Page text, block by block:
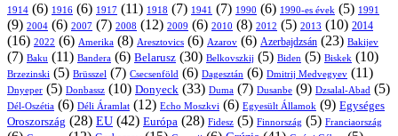
1914 (6) 1916 (6) 1917 (11) 1918 (7) 1941 (7) 1990 (6) 1990-es évek (5) 1991
(9) 2004 (6) 2007 (7) 2008 (12) 2009 (6) 2010 (8) 2012 (5) 2013 (10) 2014
(16) 2022 (6) Amerika (8) Aresztovics (6) Azarov (6) Azerbajdzsán (23) Bakijev
(7) Baku (11) Bandera (6) Belarusz (30) Belkovszkij (5) Biden (5) Biskek (10)
Brzezinski (5) Brüsszel (7) Csecsenföld (6) Dagesztán (6) Dmitrij Medvegyev (11)
Dnyeper (5) Donbassz (10) Donyeck (33) Duma (7) Dusanbe (9) Dzsalal-Abad (5)
Dél-Oszétia (6) Déli Áramlat (12) Echo Moszkvi (6) Egyesült Államok (9) Egységes
Oroszország (28) EU (42) Európa (28) Fidesz (5) Finnország (5) Franciaország